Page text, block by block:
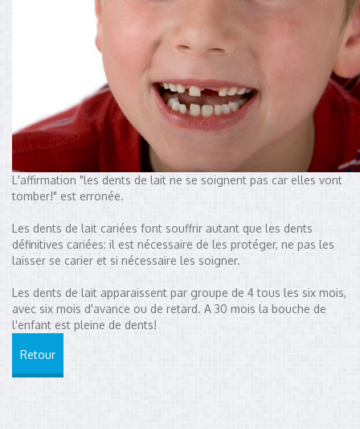
L'affirmation "les dents de lait ne se soignent pas car elles vont
tomber!" est erronée.
Les dents de lait cariées font souffrir autant que les dents
définitives cariées: il est nécessaire de les protéger, ne pas les
laisser se carier et si nécessaire les soigner.
Les dents de lait apparaissent par groupe de 4 tous les six mois,
avec six mois d'avance ou de retard. A 30 mois la bouche de
l'enfant est pleine de dents!
Retour